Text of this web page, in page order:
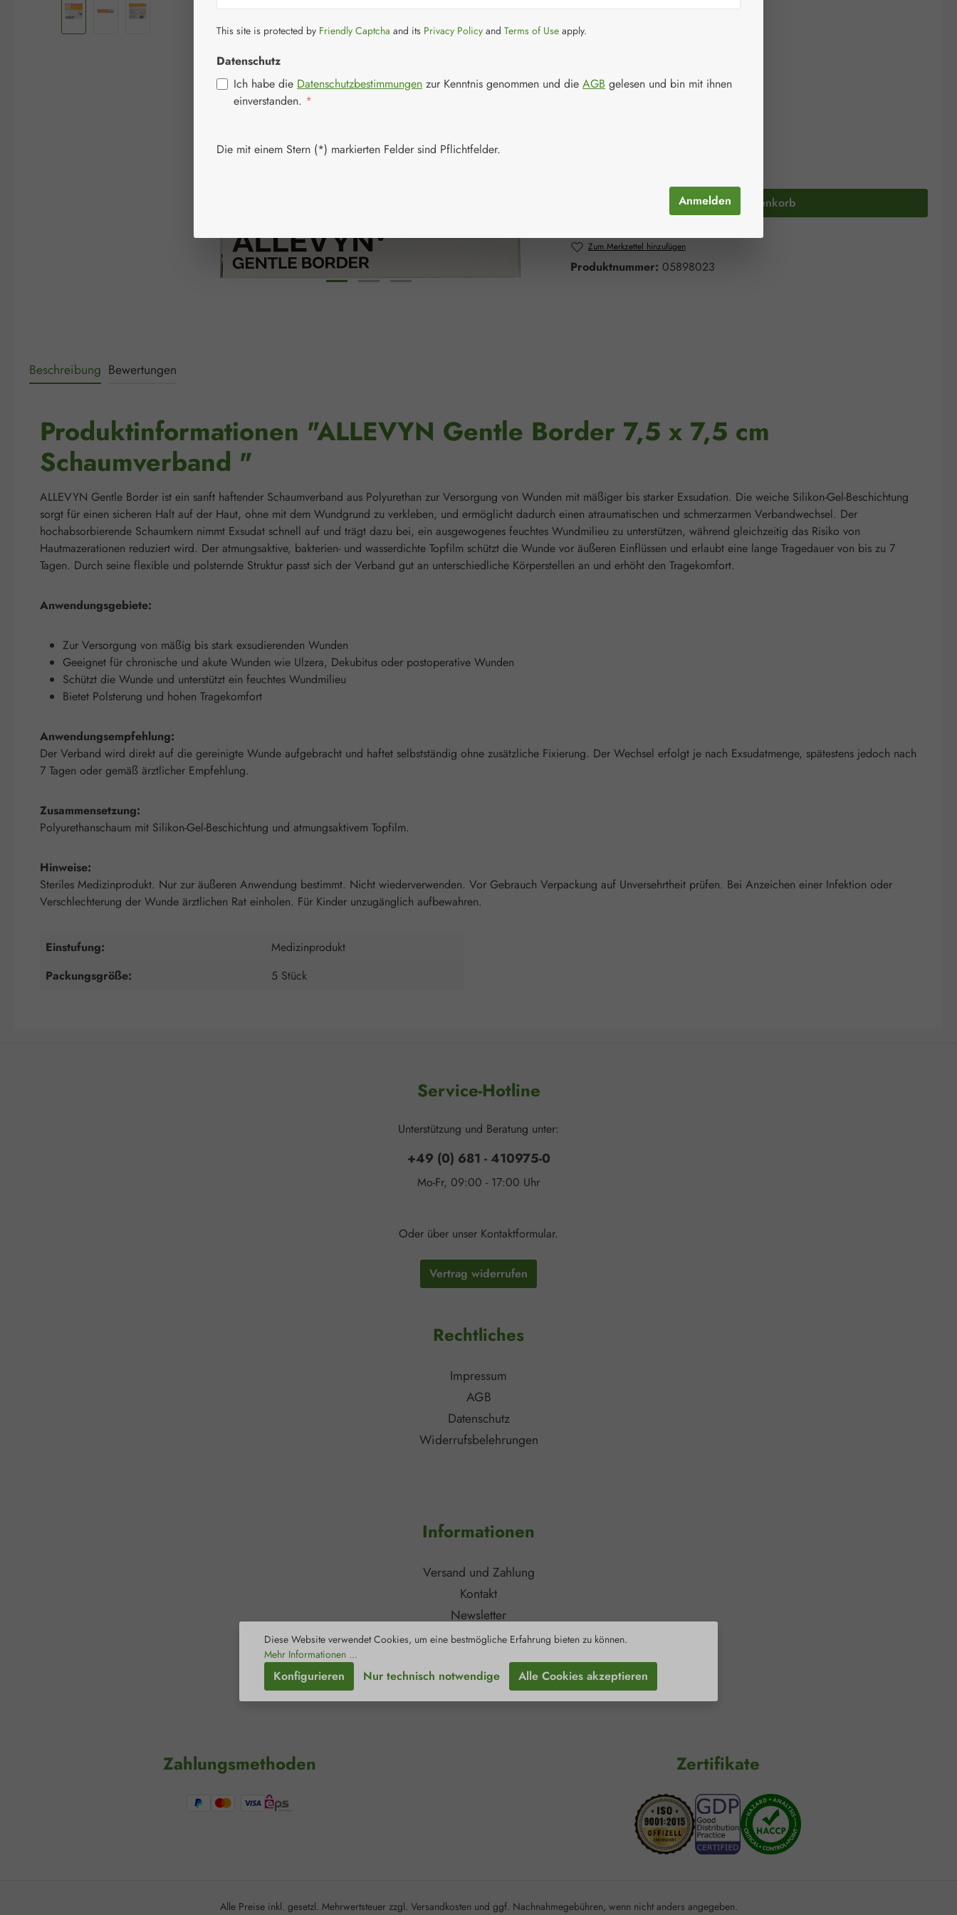
Preise inkl. MwSt. zzgl. Versandkosten
In den Warenkorb
Zum Merkzettel hinzufügen
Produktnummer: 05898023
Beschreibung Bewertungen
Produktinformationen "ALLEVYN Gentle Border 7,5 x 7,5 cm
Schaumverband "
ALLEVYN Gentle Border ist ein sanft haftender Schaumverband aus Polyurethan zur Versorgung von Wunden mit mäßiger bis starker Exsudation. Die weiche Silikon-Gel-Beschichtung
sorgt für einen sicheren Halt auf der Haut, ohne mit dem Wundgrund zu verkleben, und ermöglicht dadurch einen atraumatischen und schmerzarmen Verbandwechsel. Der
hochabsorbierende Schaumkern nimmt Exsudat schnell auf und trägt dazu bei, ein ausgewogenes feuchtes Wundmilieu zu unterstützen, während gleichzeitig das Risiko von
Hautmazerationen reduziert wird. Der atmungsaktive, bakterien- und wasserdichte Topfilm schützt die Wunde vor äußeren Einflüssen und erlaubt eine lange Tragedauer von bis zu 7
Tagen. Durch seine flexible und polsternde Struktur passt sich der Verband gut an unterschiedliche Körperstellen an und erhöht den Tragekomfort.
Anwendungsgebiete:
Zur Versorgung von mäßig bis stark exsudierenden Wunden
Geeignet für chronische und akute Wunden wie Ulzera, Dekubitus oder postoperative Wunden
Schützt die Wunde und unterstützt ein feuchtes Wundmilieu
Bietet Polsterung und hohen Tragekomfort
Anwendungsempfehlung:
Der Verband wird direkt auf die gereinigte Wunde aufgebracht und haftet selbstständig ohne zusätzliche Fixierung. Der Wechsel erfolgt je nach Exsudatmenge, spätestens jedoch nach
7 Tagen oder gemäß ärztlicher Empfehlung.
Zusammensetzung:
Polyurethanschaum mit Silikon-Gel-Beschichtung und atmungsaktivem Topfilm.
Hinweise:
Steriles Medizinprodukt. Nur zur äußeren Anwendung bestimmt. Nicht wiederverwenden. Vor Gebrauch Verpackung auf Unversehrtheit prüfen. Bei Anzeichen einer Infektion oder
Verschlechterung der Wunde ärztlichen Rat einholen. Für Kinder unzugänglich aufbewahren.
Einstufung:
Medizinprodukt
Packungsgröße:
5 Stück
Service-Hotline
Unterstützung und Beratung unter:
+49 (0) 681 - 410975-0
Mo-Fr, 09:00 - 17:00 Uhr
Oder über unser Kontaktformular.
Vertrag widerrufen
Rechtliches
Impressum
AGB
Datenschutz
Widerrufsbelehrungen
Informationen
Versand und Zahlung
Kontakt
Newsletter
Zertifizierungen
Retouren & Reklamationen
Zahlungsmethoden Zertifikate
Alle Preise inkl. gesetzl. Mehrwertsteuer zzgl. Versandkosten und ggf. Nachnahmegebühren, wenn nicht anders angegeben.
Diese Website verwendet Cookies, um eine bestmögliche Erfahrung bieten zu können.
Mehr Informationen ...
Nur technisch notwendige
Konfigurieren Alle Cookies akzeptieren
This site is protected by Friendly Captcha and its Privacy Policy and Terms of Use apply.
Datenschutz
Ich habe die Datenschutzbestimmungen zur Kenntnis genommen und die AGB gelesen und bin mit ihnen
einverstanden. *
Die mit einem Stern (*) markierten Felder sind Pflichtfelder.
Anmelden